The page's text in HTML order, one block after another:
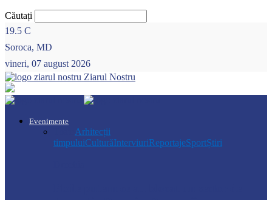
Căutați
19.5 C
Soroca, MD
vineri, 07 august 2026
Ziarul Nostru
Evenimente
Arhitecții
timpuluiCulturăInterviuriReportajeSportȘtiri